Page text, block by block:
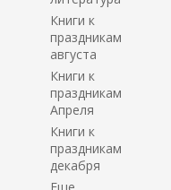
Книги к
праздникам
августа
Книги к
праздникам
Апреля
Книги к
праздникам
декабря